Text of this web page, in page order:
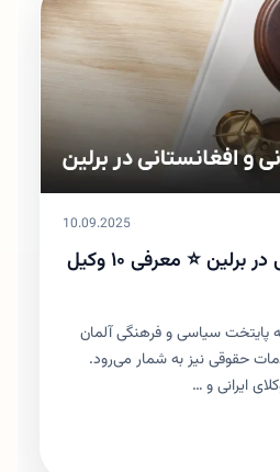
10.09.2025
وکیل ایرانی و افغانی در برلین ⭐ معرفی ۱۰ وکیل
پایتخت سیاسی و فرهنگی آلمان
حقوقی نیز به شمار می‌رود.
ایرانی و …